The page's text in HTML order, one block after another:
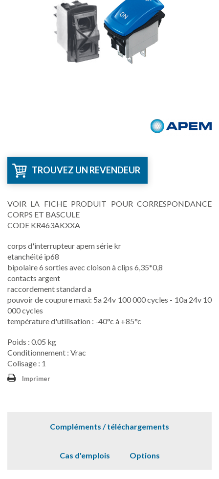
TROUVEZ UN REVENDEUR
VOIR LA FICHE PRODUIT POUR CORRESPONDANCE
CORPS ET BASCULE
CODE KR463AKXXA
corps d'interrupteur apem série kr
etanchéité ip68
bipolaire 6 sorties avec cloison à clips 6,35*0,8
contacts argent
raccordement standard a
pouvoir de coupure maxi: 5a 24v 100 000 cycles - 10a 24v 10
000 cycles
température d'utilisation : -40°c à +85°c
Poids : 0.05 kg
Conditionnement : Vrac
Colisage : 1
Imprimer
Compléments / téléchargements
Cas d'emplois Options